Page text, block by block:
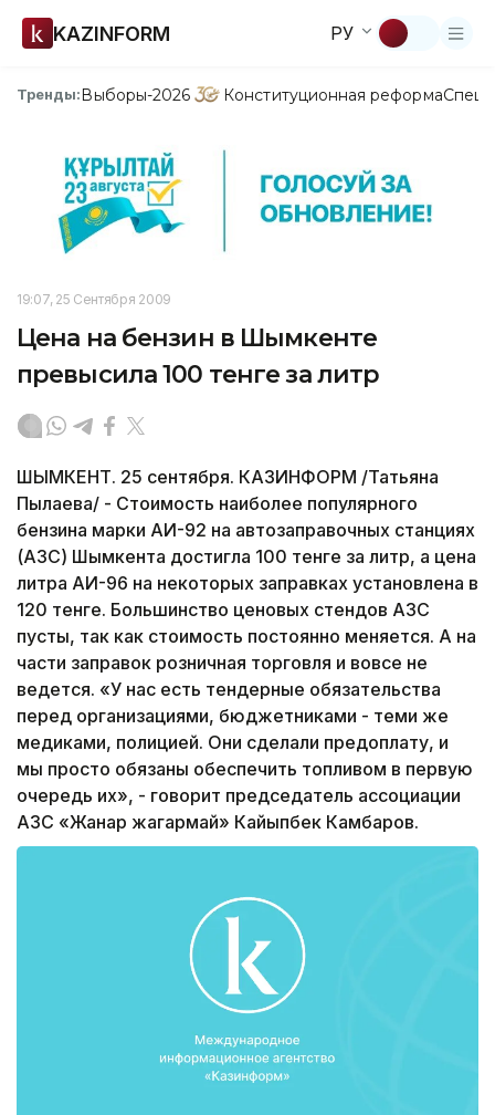
KAZINFORM РУ
Тренды:Выборы-2026 Конституционная реформа
19:07, 25 Сентября 2009
Цена на бензин в Шымкенте
превысила 100 тенге за литр
ШЫМКЕНТ. 25 сентября. КАЗИНФОРМ /Татьяна
Пылаева/ - Стоимость наиболее популярного
бензина марки АИ-92 на автозаправочных станциях
(АЗС) Шымкента достигла 100 тенге за литр, а цена
литра АИ-96 на некоторых заправках установлена в
120 тенге. Большинство ценовых стендов АЗС
пусты, так как стоимость постоянно меняется. А на
части заправок розничная торговля и вовсе не
ведется. «У нас есть тендерные обязательства
перед организациями, бюджетниками - теми же
медиками, полицией. Они сделали предоплату, и
мы просто обязаны обеспечить топливом в первую
очередь их», - говорит председатель ассоциации
АЗС «Жанар жагармай» Кайыпбек Камбаров.